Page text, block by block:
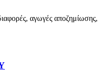
αγωγές αποζημίωσης,